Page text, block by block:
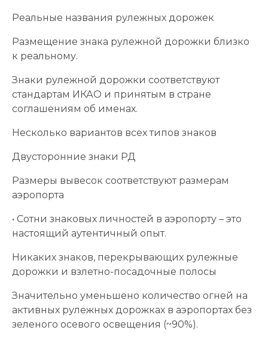
Реальные названия рулежных дорожек
Размещение знака рулежной дорожки близко
к реальному.
Знаки рулежной дорожки соответствуют
стандартам ИКАО и принятым в стране
соглашениям об именах.
Несколько вариантов всех типов знаков
Двусторонние знаки РД
Размеры вывесок соответствуют размерам
аэропорта
• Сотни знаковых личностей в аэропорту – это
настоящий аутентичный опыт.
Никаких знаков, перекрывающих рулежные
дорожки и взлетно-посадочные полосы
Значительно уменьшено количество огней на
активных рулежных дорожках в аэропортах без
зеленого осевого освещения (~90%).